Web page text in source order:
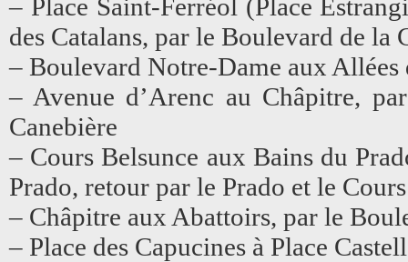
– Place Saint-Ferréol (Place
des Catalans, par le Boulevard de la
– Boulevard Notre-Dame aux Allées
– Avenue d’Arenc au Châpitre,
Canebière
– Cours Belsunce aux Bains du
Prado, retour par le Prado et le
– Châpitre aux Abattoirs, par le
– Place des Capucines à Place